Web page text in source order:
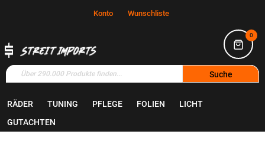
Konto Wunschliste
0
Suche
RÄDER TUNING PFLEGE FOLIEN
LICHT
GUTACHTEN
Zum
Ende